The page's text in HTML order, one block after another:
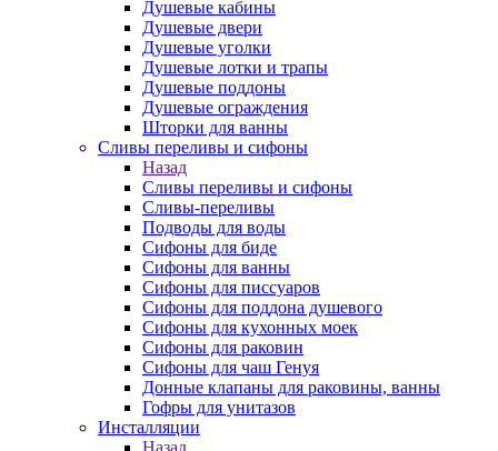
Душевые кабины
Душевые двери
Душевые уголки
Душевые лотки и трапы
Душевые поддоны
Душевые ограждения
Шторки для ванны
Сливы переливы и сифоны
Назад
Сливы переливы и сифоны
Сливы-переливы
Подводы для воды
Сифоны для биде
Сифоны для ванны
Сифоны для писсуаров
Сифоны для поддона душевого
Сифоны для кухонных моек
Сифоны для раковин
Сифоны для чаш Генуя
Донные клапаны для раковины, ванны
Гофры для унитазов
Инсталляции
Назад